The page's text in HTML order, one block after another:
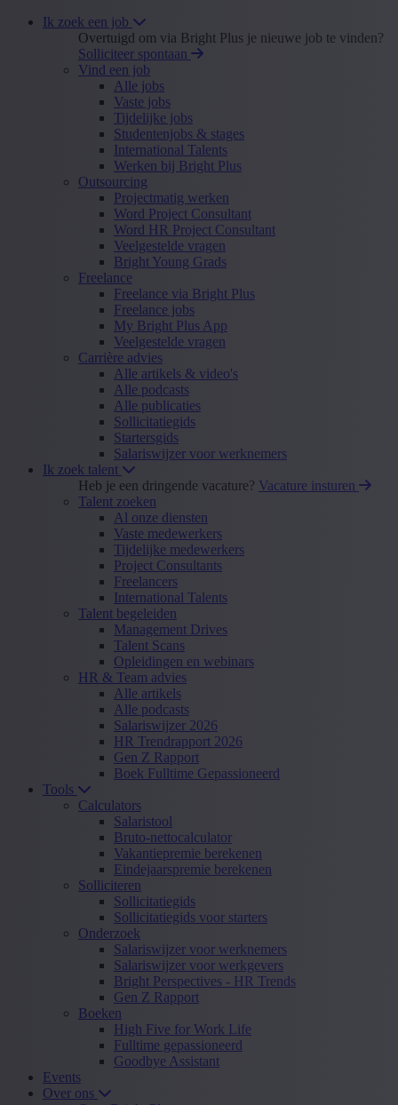
Ik zoek een job
Overtuigd om via Bright Plus je nieuwe job te vinden?
Solliciteer spontaan
Vind een job
Alle jobs
Vaste jobs
Tijdelijke jobs
Studentenjobs & stages
International Talents
Werken bij Bright Plus
Outsourcing
Projectmatig werken
Word Project Consultant
Word HR Project Consultant
Veelgestelde vragen
Bright Young Grads
Freelance
Freelance via Bright Plus
Freelance jobs
My Bright Plus App
Veelgestelde vragen
Carrière advies
Alle artikels & video's
Alle podcasts
Alle publicaties
Sollicitatiegids
Startersgids
Salariswijzer voor werknemers
Ik zoek talent
Heb je een dringende vacature? Vacature insturen
Talent zoeken
Al onze diensten
Vaste medewerkers
Tijdelijke medewerkers
Project Consultants
Freelancers
International Talents
Talent begeleiden
Management Drives
Talent Scans
Opleidingen en webinars
HR & Team advies
Alle artikels
Alle podcasts
Salariswijzer 2026
HR Trendrapport 2026
Gen Z Rapport
Boek Fulltime Gepassioneerd
Tools
Calculators
Salaristool
Bruto-nettocalculator
Vakantiepremie berekenen
Eindejaarspremie berekenen
Solliciteren
Sollicitatiegids
Sollicitatiegids voor starters
Onderzoek
Salariswijzer voor werknemers
Salariswijzer voor werkgevers
Bright Perspectives - HR Trends
Gen Z Rapport
Boeken
High Five for Work Life
Fulltime gepassioneerd
Goodbye Assistant
Events
Over ons